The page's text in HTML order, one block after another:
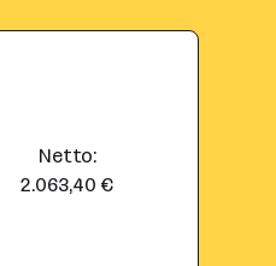
Netto:
2.063,40 €